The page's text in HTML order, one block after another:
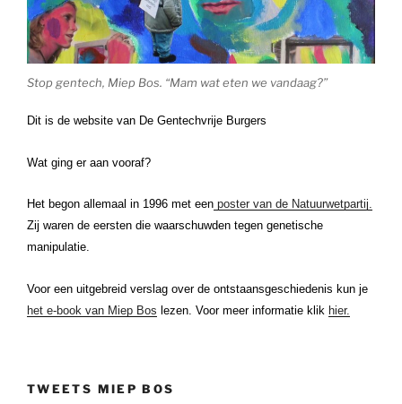
Stop gentech, Miep Bos. “Mam wat eten we vandaag?”
Dit is de website van De Gentechvrije Burgers
Wat ging er aan vooraf?
Het begon allemaal in 1996 met een poster van de Natuurwetpartij.
Zij waren de eersten die waarschuwden tegen genetische
manipulatie.
Voor een uitgebreid verslag over de ontstaansgeschiedenis kun je
het e-book van Miep Bos lezen. Voor meer informatie klik hier.
TWEETS MIEP BOS